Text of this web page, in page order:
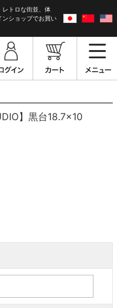
レトロな街並、体
ンショップでお買い
】黒台18.7×10